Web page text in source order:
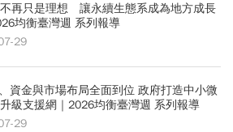
再只是理想 讓永續生態系成為地方成長
均衡臺灣週 系列報導
29
資金與市場布局全面到位 政府打造中小微
級支援網｜2026均衡臺灣週 系列報導
29